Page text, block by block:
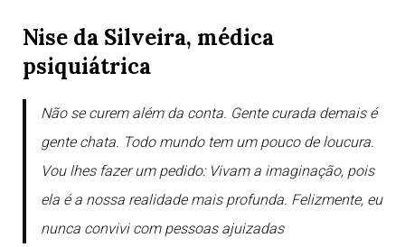
Nise da Silveira, médica
psiquiátrica
Não se curem além da conta. Gente curada demais é
gente chata. Todo mundo tem um pouco de loucura.
Vou lhes fazer um pedido: Vivam a imaginação, pois
ela é a nossa realidade mais profunda. Felizmente, eu
nunca convivi com pessoas ajuizadas